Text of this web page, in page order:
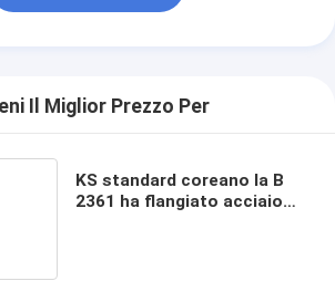
Il Miglior Prezzo Per
KS standard coreano la B
2361 ha flangiato acciaio